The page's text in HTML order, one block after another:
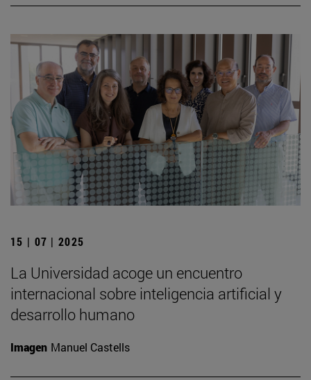
15 | 07 | 2025
La Universidad acoge un encuentro
internacional sobre inteligencia artificial y
desarrollo humano
Imagen Manuel Castells